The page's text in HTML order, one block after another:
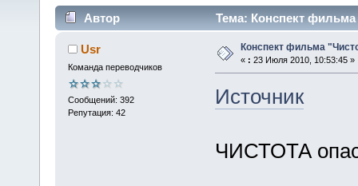
Автор Тема: Конспект фильма
Usr
Команда переводчиков
Сообщений: 392
Репутация: 42
Конспект фильма
« : 23 Июля 2010, 10:53:45 »
Источник
ЧИСТОТА